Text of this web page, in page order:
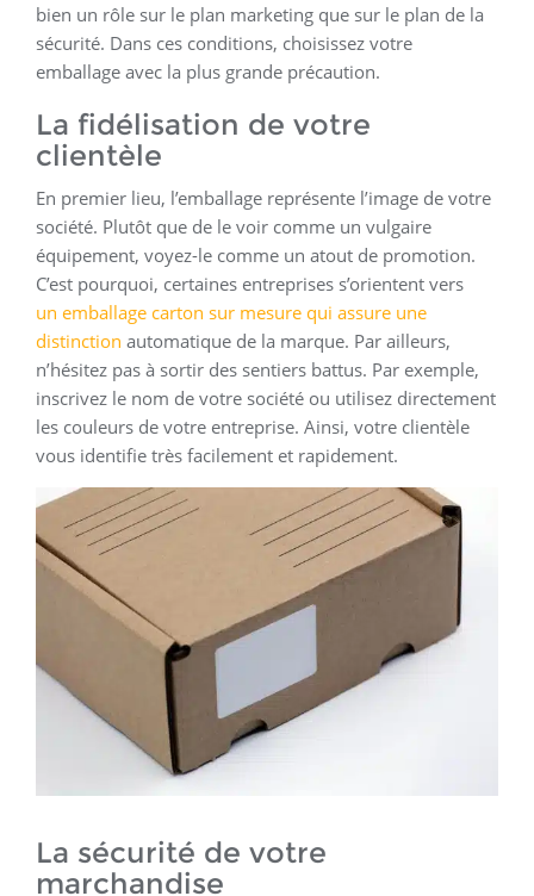
bien un rôle sur le plan marketing que sur le plan de la
sécurité. Dans ces conditions, choisissez votre
emballage avec la plus grande précaution.
La fidélisation de votre
clientèle
En premier lieu, l’emballage représente l’image de votre
société. Plutôt que de le voir comme un vulgaire
équipement, voyez-le comme un atout de promotion.
C’est pourquoi, certaines entreprises s’orientent vers
un emballage carton sur mesure qui assure une
distinction automatique de la marque. Par ailleurs,
n’hésitez pas à sortir des sentiers battus. Par exemple,
inscrivez le nom de votre société ou utilisez directement
les couleurs de votre entreprise. Ainsi, votre clientèle
vous identifie très facilement et rapidement.
La sécurité de votre
marchandise